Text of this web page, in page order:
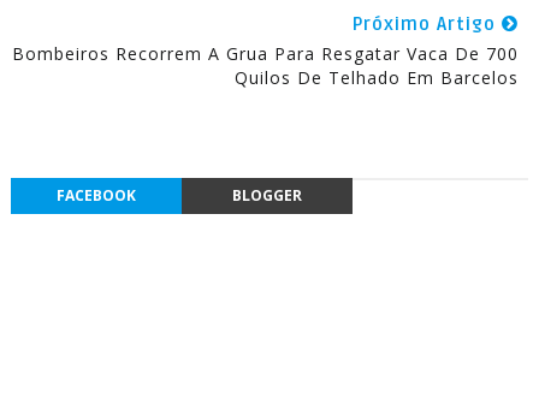
Próximo Artigo
Bombeiros Recorrem A Grua Para Resgatar Vaca De 700
Quilos De Telhado Em Barcelos
FACEBOOK BLOGGER